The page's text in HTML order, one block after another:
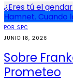
de
entradas
¿Eres tú el
Hamnet. Cuando
POR SPC
JUNIO 18, 2026
Sobre
Prometeo